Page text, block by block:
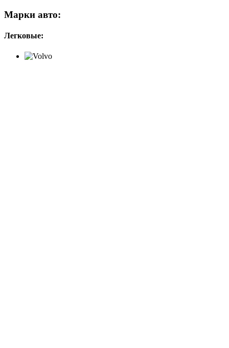
Марки авто:
Легковые: